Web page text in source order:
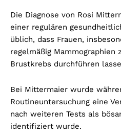
Die Diagnose von Rosi
einer regulären
üblich, dass Frauen,
regelmäßig Mammographien
Brustkrebs durchführen
Bei Mittermaier wurde
Routineuntersuchung eine
nach weiteren Tests als
identifiziert wurde.